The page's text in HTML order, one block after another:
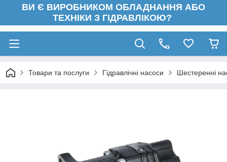
ВИ Є ВИРОБНИКОМ ОБЛАДНАННЯ АБО
ТЕХНІКИ З ГІДРАВЛІКОЮ?
Товари та послуги Гідравлічні насоси Шестеренні